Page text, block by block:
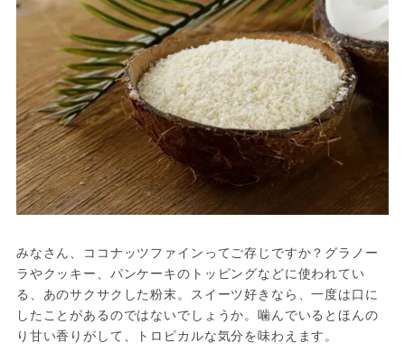
みなさん、ココナッツファインってご存じですか？グラノー
ラやクッキー、パンケーキのトッピングなどに使われてい
る、あのサクサクした粉末。スイーツ好きなら、一度は口に
したことがあるのではないでしょうか。噛んでいるとほんの
り甘い香りがして、トロピカルな気分を味わえます。